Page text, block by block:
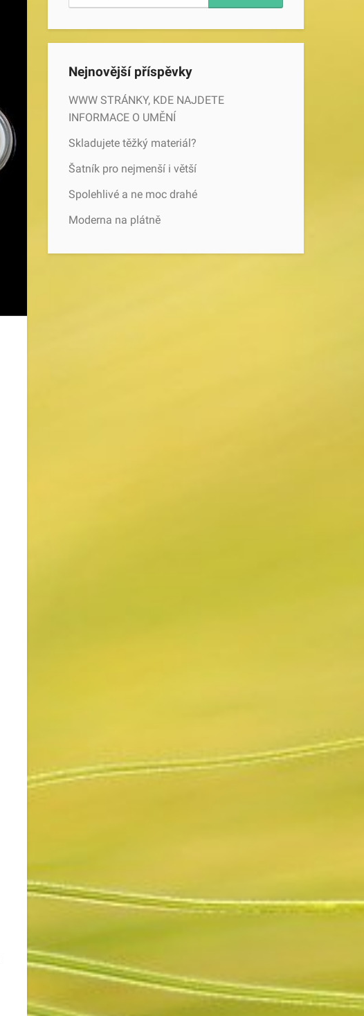
Nejnovější příspěvky
WWW STRÁNKY, KDE NAJDETE
INFORMACE O UMĚNÍ
Skladujete těžký materiál?
Šatník pro nejmenší i větší
Spolehlivé a ne moc drahé
Moderna na plátně